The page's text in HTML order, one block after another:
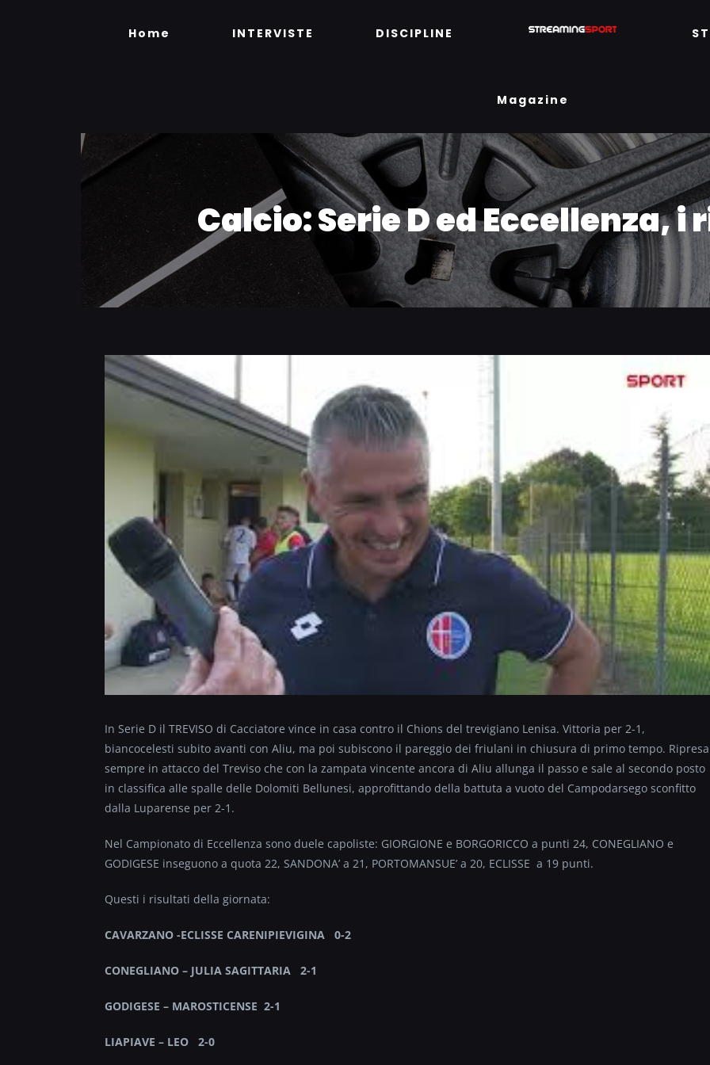
Home INTERVISTE DISCIPLINE
Magazine
Calcio: Serie D ed Eccellenza,
In Serie D il TREVISO di Cacciatore vince in casa contro il Chions del trevigiano Lenisa. Vittoria per 2-1,
biancocelesti subito avanti con Aliu, ma poi subiscono il pareggio dei friulani in chiusura di primo tempo. Ripresa
sempre in attacco del Treviso che con la zampata vincente ancora di Aliu allunga il passo e sale al secondo posto
in classifica alle spalle delle Dolomiti Bellunesi, approfittando della battuta a vuoto del Campodarsego sconfitto
dalla Luparense per 2-1.
Nel Campionato di Eccellenza sono duele capoliste: GIORGIONE e BORGORICCO a punti 24, CONEGLIANO e
GODIGESE inseguono a quota 22, SANDONA’ a 21, PORTOMANSUE’ a 20, ECLISSE a 19 punti.
Questi i risultati della giornata:
CAVARZANO -ECLISSE CARENIPIEVIGINA 0-2
CONEGLIANO – JULIA SAGITTARIA 2-1
GODIGESE – MAROSTICENSE 2-1
LIAPIAVE – LEO 2-0